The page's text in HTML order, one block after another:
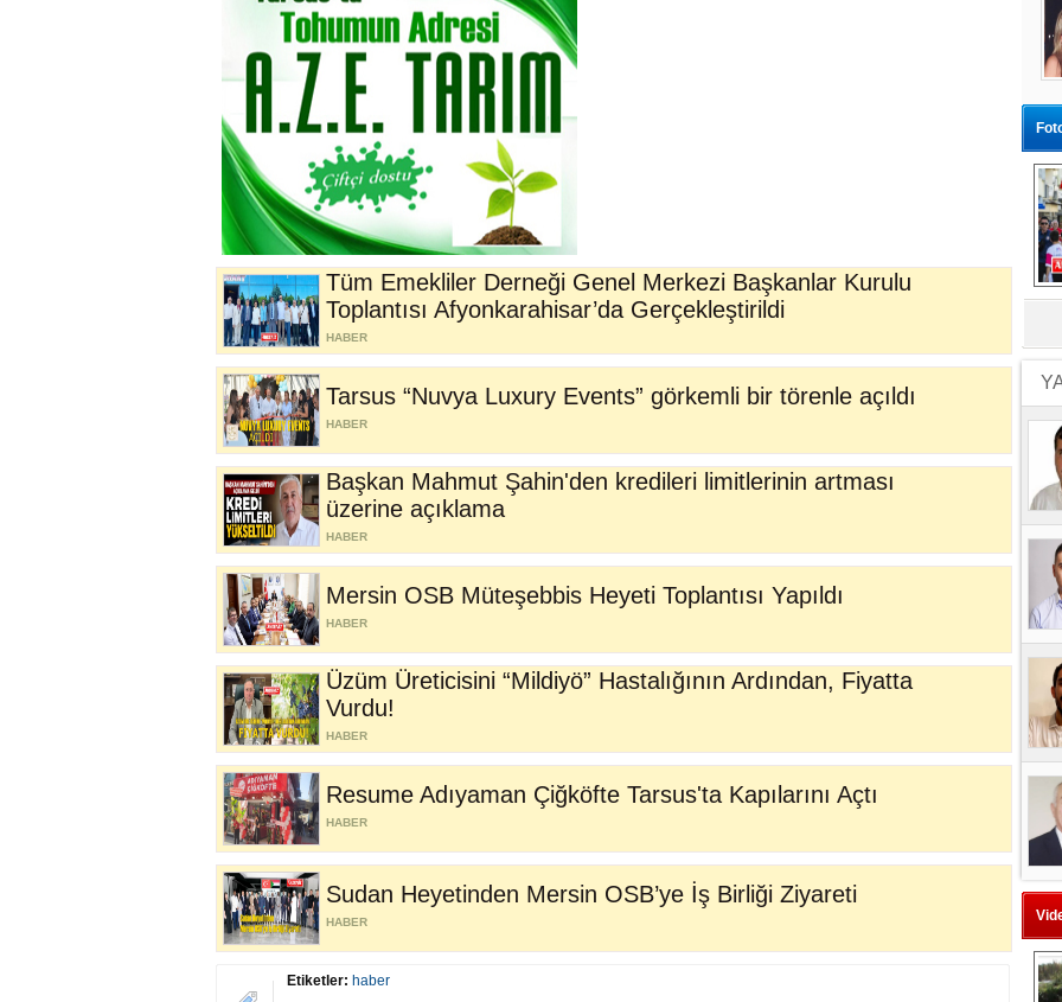
Tüm Emekliler Derneği Genel Merkezi Başkanlar Kurulu
Toplantısı Afyonkarahisar’da Gerçekleştirildi
HABER
Tarsus “Nuvya Luxury Events” görkemli bir törenle açıldı
HABER
Başkan Mahmut Şahin'den kredileri limitlerinin artması
üzerine açıklama
HABER
Mersin OSB Müteşebbis Heyeti Toplantısı Yapıldı
HABER
Üzüm Üreticisini “Mildiyö” Hastalığının Ardından, Fiyatta
Vurdu!
HABER
Resume Adıyaman Çiğköfte Tarsus'ta Kapılarını Açtı
HABER
Sudan Heyetinden Mersin OSB’ye İş Birliği Ziyareti
HABER
Etiketler: haber